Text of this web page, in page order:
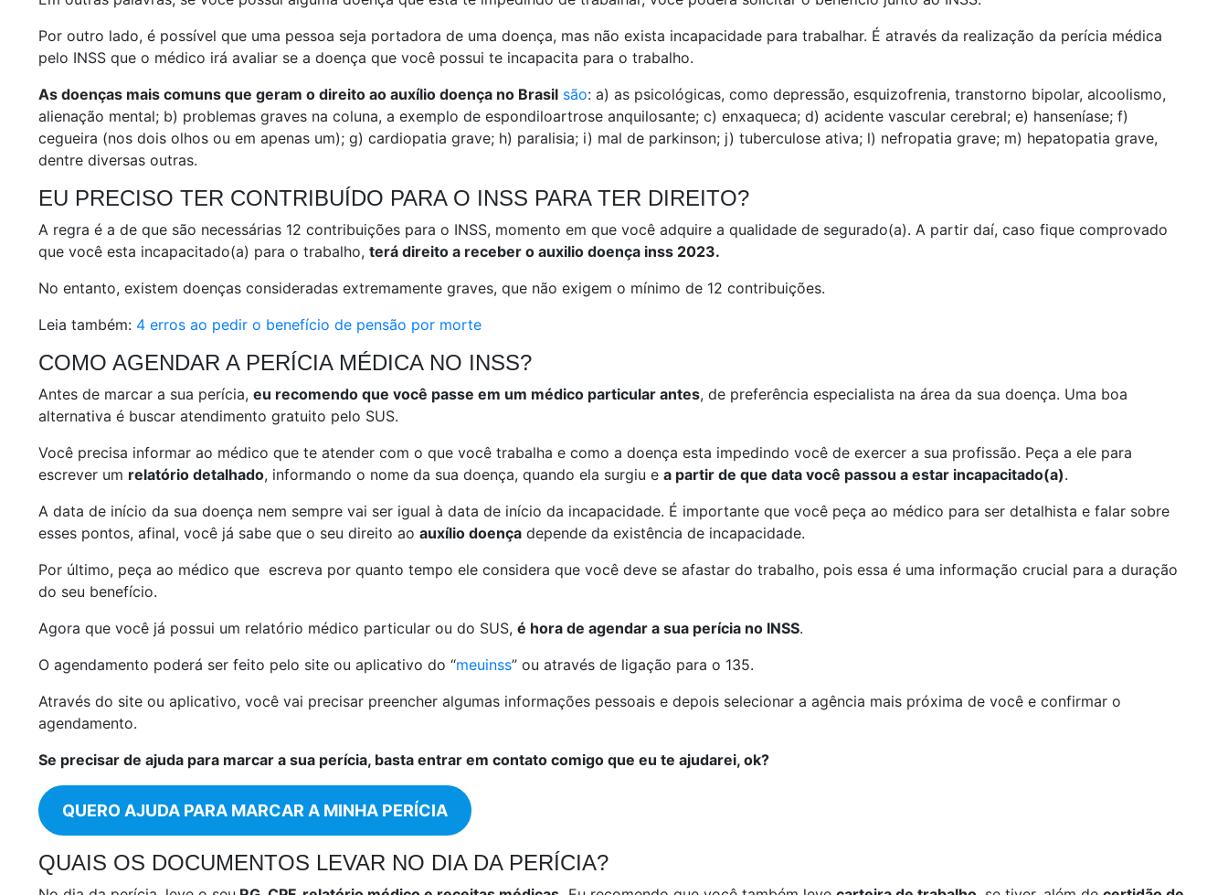
Por outro lado, é possível que uma pessoa seja portadora de uma doença, mas não exista incapacidade para trabalhar. É através da realização da perícia médica
pelo INSS que o médico irá avaliar se a doença que você possui te incapacita para o trabalho.
As doenças mais comuns que geram o direito ao auxílio doença no Brasil são: a) as psicológicas, como depressão, esquizofrenia, transtorno bipolar, alcoolismo,
alienação mental; b) problemas graves na coluna, a exemplo de espondiloartrose anquilosante; c) enxaqueca; d) acidente vascular cerebral; e) hanseníase; f)
cegueira (nos dois olhos ou em apenas um); g) cardiopatia grave; h) paralisia; i) mal de parkinson; j) tuberculose ativa; l) nefropatia grave; m) hepatopatia grave,
dentre diversas outras.
EU PRECISO TER CONTRIBUÍDO PARA O INSS PARA TER DIREITO?
A regra é a de que são necessárias 12 contribuições para o INSS, momento em que você adquire a qualidade de segurado(a). A partir daí, caso fique comprovado
que você esta incapacitado(a) para o trabalho, terá direito a receber o auxilio doença inss 2023.
No entanto, existem doenças consideradas extremamente graves, que não exigem o mínimo de 12 contribuições.
Leia também: 4 erros ao pedir o benefício de pensão por morte
COMO AGENDAR A PERÍCIA MÉDICA NO INSS?
Antes de marcar a sua perícia, eu recomendo que você passe em um médico particular antes, de preferência especialista na área da sua doença. Uma boa
alternativa é buscar atendimento gratuito pelo SUS.
Você precisa informar ao médico que te atender com o que você trabalha e como a doença esta impedindo você de exercer a sua profissão. Peça a ele para
escrever um relatório detalhado, informando o nome da sua doença, quando ela surgiu e a partir de que data você passou a estar incapacitado(a).
A data de início da sua doença nem sempre vai ser igual à data de início da incapacidade. É importante que você peça ao médico para ser detalhista e falar sobre
esses pontos, afinal, você já sabe que o seu direito ao auxílio doença depende da existência de incapacidade.
Por último, peça ao médico que escreva por quanto tempo ele considera que você deve se afastar do trabalho, pois essa é uma informação crucial para a duração
do seu benefício.
Agora que você já possui um relatório médico particular ou do SUS, é hora de agendar a sua perícia no INSS.
O agendamento poderá ser feito pelo site ou aplicativo do “meuinss” ou através de ligação para o 135.
Através do site ou aplicativo, você vai precisar preencher algumas informações pessoais e depois selecionar a agência mais próxima de você e confirmar o
agendamento.
Se precisar de ajuda para marcar a sua perícia, basta entrar em contato comigo que eu te ajudarei, ok?
QUERO AJUDA PARA MARCAR A MINHA PERÍCIA
QUAIS OS DOCUMENTOS LEVAR NO DIA DA PERÍCIA?